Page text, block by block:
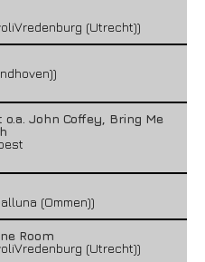
(Utrecht))
John Coffey, Bring Me
(Ommen))
Room
(Utrecht))